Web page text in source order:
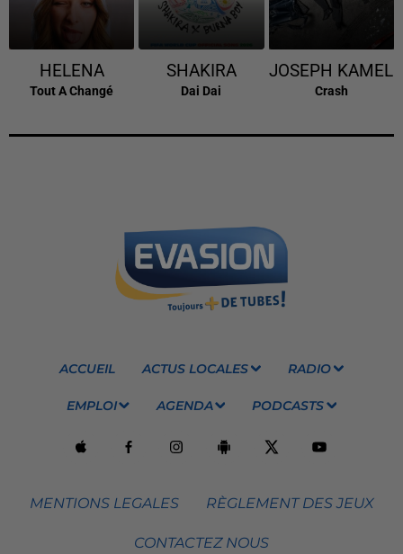
HELENA
Tout A Changé
SHAKIRA
Dai Dai
JOSEPH KAMEL
Crash
ACCUEIL ACTUS LOCALES RADIO
EMPLOI AGENDA PODCASTS
MENTIONS LEGALES RÈGLEMENT DES JEUX
CONTACTEZ NOUS